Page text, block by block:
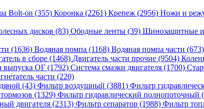
Bolt-on (355) Коронка (2261) Крепеж (2956) Ножи и
дисков (83) Ободные ленты (39) Шинозащитные и
(1636) Водяная помпа (1168) Водяная помпа части (673)
в сборе (1468) Двигатель части прочие (9504)
выпуска ОГ (1792) Система смазки двигателя (1700)
части (220)
(43) Фильтр воздушный (3881) Фильтр
(1329) Фильтр гидравлический полнопоточный
двигателя (2313) Фильтр сепаратор (1988) Фильтр